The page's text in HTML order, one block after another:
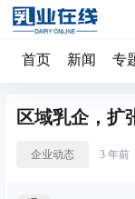
首页 新闻 专
区域乳企，扩
企业动态 3 年前